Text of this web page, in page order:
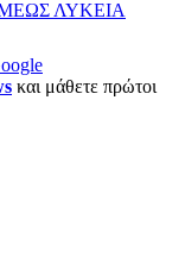
ΛΥΚΕΙΑ
και μάθετε πρώτοι